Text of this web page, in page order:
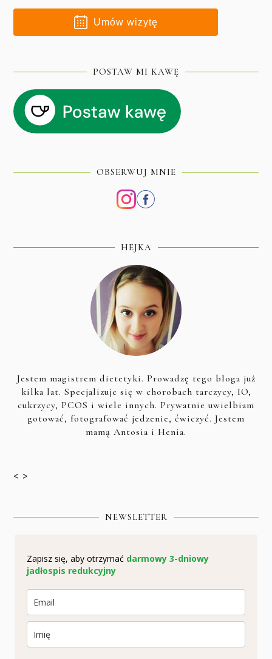
Umów wizytę
POSTAW MI KAWĘ
OBSERWUJ MNIE
HEJKA
Jestem magistrem dietetyki. Prowadzę tego bloga już
kilka lat. Specjalizuje się w chorobach tarczycy, IO,
cukrzycy, PCOS i wiele innych. Prywatnie uwielbiam
gotować, fotografować jedzenie, ćwiczyć. Jestem
mamą Antosia i Henia.
< >
NEWSLETTER
Zapisz się, aby otrzymać darmowy 3-dniowy
jadłospis redukcyjny